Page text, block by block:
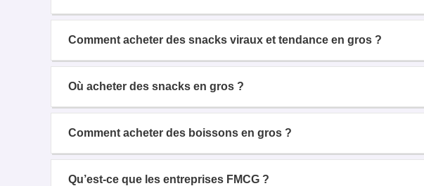
Comment acheter des snacks viraux et tendance en gros ?
Où acheter des snacks en gros ?
Comment acheter des boissons en gros ?
Qu’est-ce que les entreprises FMCG ?